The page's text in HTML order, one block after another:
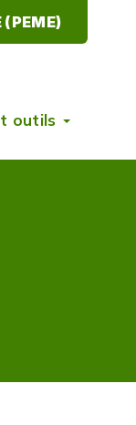
(PEME)
outils